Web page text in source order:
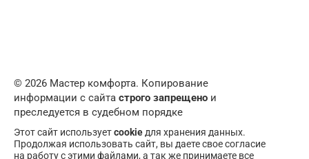
© 2026 Мастер комфорта. Копирование
информации с сайта строго запрещено и
преследуется в судебном порядке
Этот сайт используетcookie для хранения данных.
Продолжая использовать сайт, вы даете свое согласие
на работу с этими файлами, а так же принимаете все